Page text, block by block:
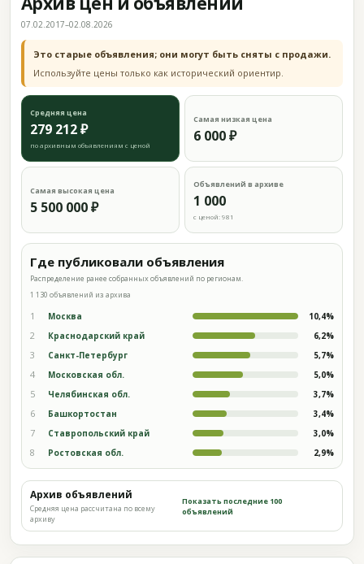
07.02.2017–02.08.2026
Это старые объявления; они могут быть сняты с продажи.
Используйте цены только как исторический ориентир.
Средняя цена
279 212 ₽
по архивным объявлениям с ценой
Самая низкая цена
6 000 ₽
Самая высокая цена
5 500 000 ₽
Объявлений в архиве
1 000
с ценой: 981
Где публиковали объявления
Распределение ранее собранных объявлений по регионам.
1 130 объявлений из архива
1 Москва 10,4%
2 Краснодарский край 6,2%
3 Санкт-Петербург 5,7%
4 Московская обл. 5,0%
5 Челябинская обл. 3,7%
6 Башкортостан 3,4%
7 Ставропольский край 3,0%
8 Ростовская обл. 2,9%
Архив объявлений
Средняя цена рассчитана по всему
архиву
Показать последние 100
объявлений